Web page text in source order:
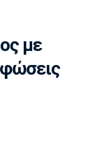
ΠΑΟΚ
με